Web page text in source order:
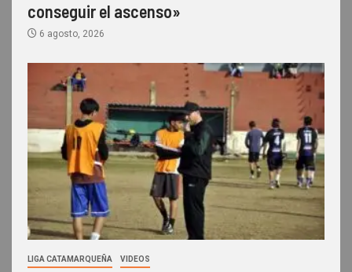
conseguir el ascenso»
6 agosto, 2026
LIGA CATAMARQUEÑA VIDEOS